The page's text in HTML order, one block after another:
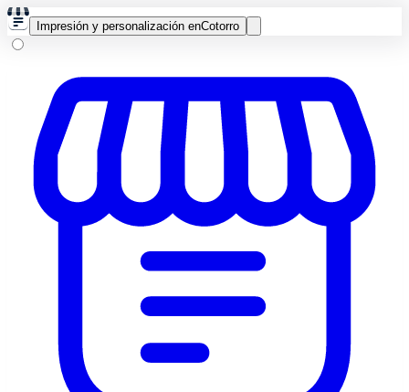
Impresión y personalización enCotorro